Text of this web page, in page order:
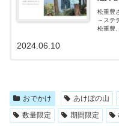
松重豊
～ステ
松重豊
モノ
とはー
「ステ
語って
2024.06.10
おでかけ あけぼの山
数量限定
期間限定